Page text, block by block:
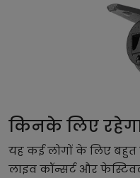
किनके लिए
यह कई लोगों के लिए बहुत
लाइव कॉन्सर्ट और